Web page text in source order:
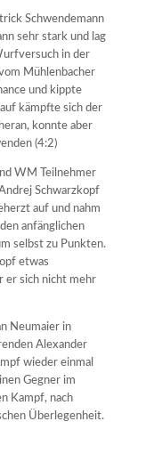
Schwendemann
sehr stark und lag
in der
Mühlenbacher
und kippte
kämpfte sich der
konnte aber
(4:2)
WM Teilnehmer
Schwarzkopf
auf und nahm
anfänglichen
selbst zu Punkten.
etwas
er sich nicht mehr
Neumaier in
Alexander
wieder einmal
Gegner im
Kampf, nach
Überlegenheit.